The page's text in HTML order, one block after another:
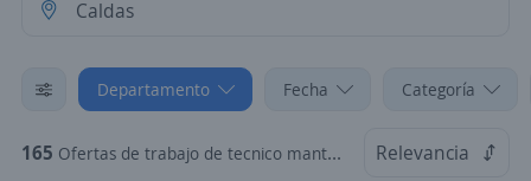
Departamento Fecha Categoría
165 Ofertas de trabajo de tecnico mantenimiento en Caldas Relevancia